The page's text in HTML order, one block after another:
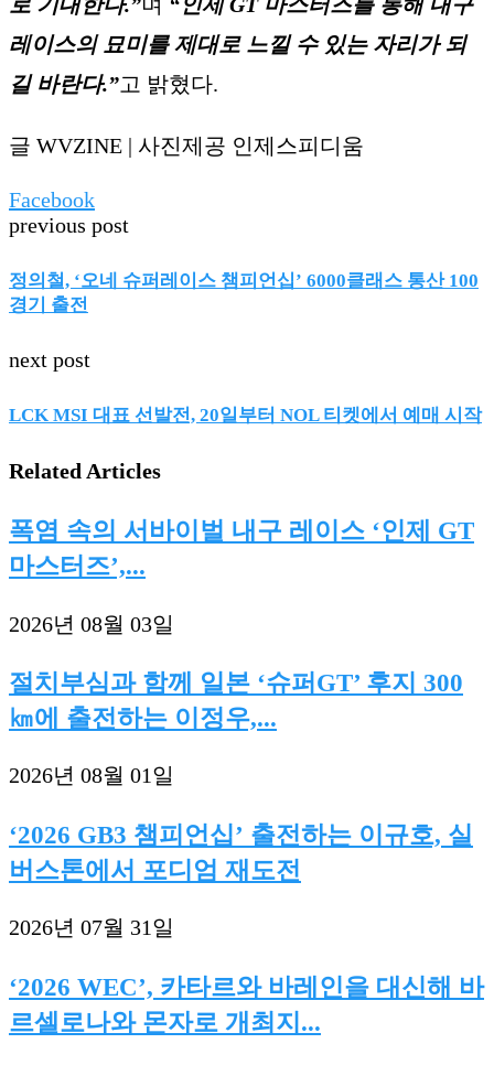
레이스의 묘미를 제대로 느낄 수 있는 자리가 되
길 바란다.”고 밝혔다.
글 WVZINE | 사진제공 인제스피디움
Facebook
previous post
정의철, ‘오네 슈퍼레이스 챔피언십’ 6000클래스 통산 100
경기 출전
next post
LCK MSI 대표 선발전, 20일부터 NOL 티켓에서 예매 시작
Related Articles
폭염 속의 서바이벌 내구 레이스 ‘인제 GT
마스터즈’,...
2026년 08월 03일
절치부심과 함께 일본 ‘슈퍼GT’ 후지 300
㎞에 출전하는 이정우,...
2026년 08월 01일
‘2026 GB3 챔피언십’ 출전하는 이규호, 실
버스톤에서 포디엄 재도전
2026년 07월 31일
‘2026 WEC’, 카타르와 바레인을 대신해 바
르셀로나와 몬자로 개최지...